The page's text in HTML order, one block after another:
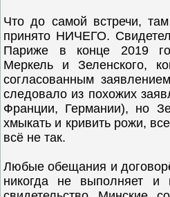
Что до самой встречи,
принято НИЧЕГО.
Париже в конце 2019
Меркель и Зеленского,
согласованным
следовало из похожих
Франции, Германии), но
хмыкать и кривить рожи,
всё не так.
Любые обещания и
никогда не выполняет